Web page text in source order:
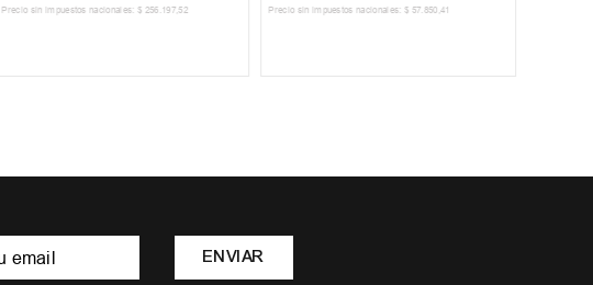
Precio sin impuestos nacionales: $ 256 .197,52 Precio sin impuestos nacionales: $ 57.850 ,41
ENVIAR